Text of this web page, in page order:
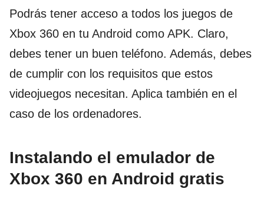
Podrás tener acceso a todos los juegos de
Xbox 360 en tu Android como APK. Claro,
debes tener un buen teléfono. Además, debes
de cumplir con los requisitos que estos
videojuegos necesitan. Aplica también en el
caso de los ordenadores.
Instalando el emulador de
Xbox 360 en Android gratis